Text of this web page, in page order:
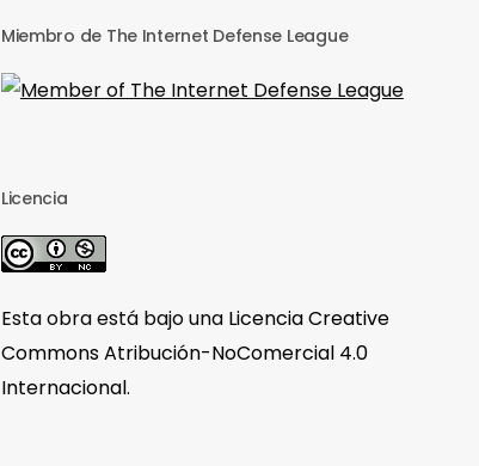
Miembro de The Internet Defense League
Licencia
Esta obra está bajo una Licencia Creative
Commons Atribución-NoComercial 4.0
Internacional.